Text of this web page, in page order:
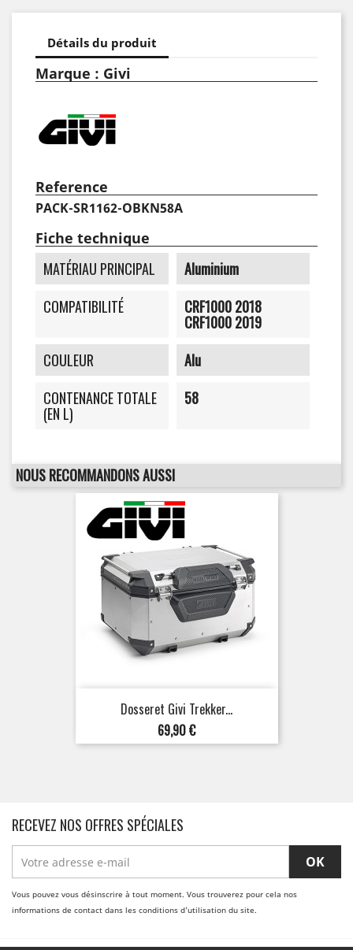
Détails du produit
Marque : Givi
Reference
PACK-SR1162-OBKN58A
Fiche technique
MATÉRIAU PRINCIPAL
Aluminium
COMPATIBILITÉ
CRF1000 2018
CRF1000 2019
COULEUR
Alu
CONTENANCE TOTALE
(EN L)
58
NOUS RECOMMANDONS AUSSI
Dosseret Givi Trekker...
Prix
69,90 €
RECEVEZ NOS OFFRES SPÉCIALES
Vous pouvez vous désinscrire à tout moment. Vous trouverez pour cela nos
informations de contact dans les conditions d'utilisation du site.